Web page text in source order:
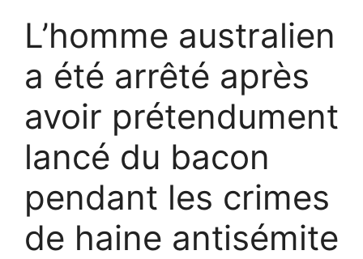
L’homme australien
a été arrêté après
avoir prétendument
lancé du bacon
pendant les crimes
de haine antisémite